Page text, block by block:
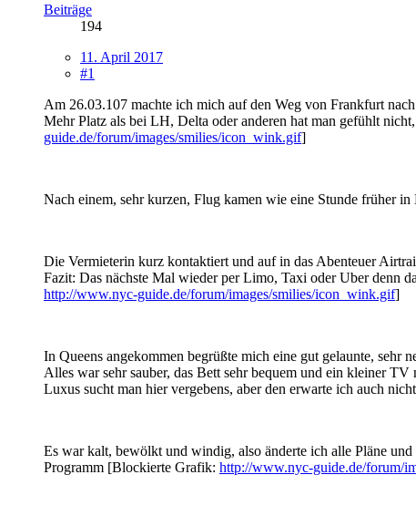
Beiträge
194
11. April 2017
#1
Am 26.03.107 machte ich mich auf den Weg von Frankfurt
Mehr Platz als bei LH, Delta oder anderen hat man gefühlt
guide.de/forum/images/smilies/icon_wink.gif]
Nach einem, sehr kurzen, Flug kamen wie eine Stunde früher
Die Vermieterin kurz kontaktiert und auf in das Abenteuer
Fazit: Das nächste Mal wieder per Limo, Taxi oder Uber denn
http://www.nyc-guide.de/forum/images/smilies/icon_wink.gif]
In Queens angekommen begrüßte mich eine gut gelaunte, sehr
Alles war sehr sauber, das Bett sehr bequem und ein kleiner
Luxus sucht man hier vergebens, aber den erwarte ich auch
Es war kalt, bewölkt und windig, also änderte ich alle Pläne
Programm [Blockierte Grafik: http://www.nyc-guide.de/forum/